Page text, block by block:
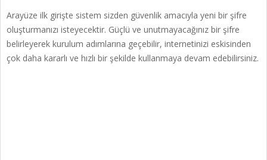
Arayüze ilk girişte sistem sizden güvenlik amacıyla yeni bir şifre
oluşturmanızı isteyecektir. Güçlü ve unutmayacağınız bir şifre
belirleyerek kurulum adımlarına geçebilir, internetinizi eskisinden
çok daha kararlı ve hızlı bir şekilde kullanmaya devam edebilirsiniz.